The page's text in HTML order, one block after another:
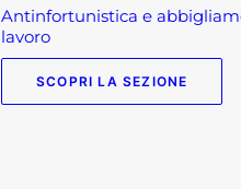
antinfortunistica e abbigliamento da
lavoro
SCOPRI LA SEZIONE